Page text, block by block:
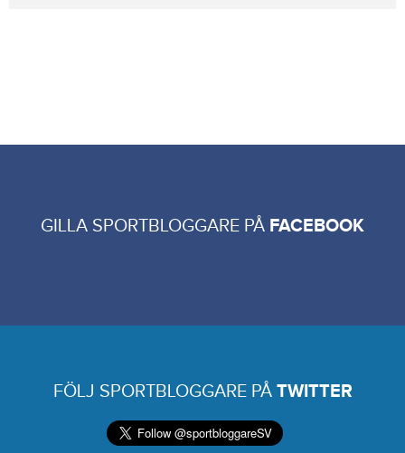
GILLA SPORTBLOGGARE PÅ FACEBOOK
FÖLJ SPORTBLOGGARE PÅ TWITTER